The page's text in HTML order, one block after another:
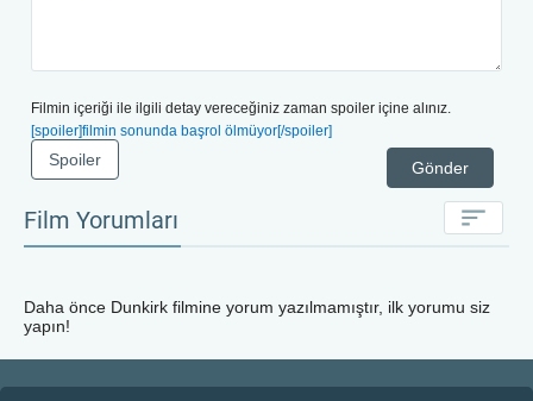
Filmin içeriği ile ilgili detay vereceğiniz zaman spoiler içine alınız.
[spoiler]filmin sonunda başrol ölmüyor[/spoiler]
Gönder
Spoiler
Film Yorumları
Daha önce Dunkirk filmine yorum yazılmamıştır, ilk yorumu siz
yapın!